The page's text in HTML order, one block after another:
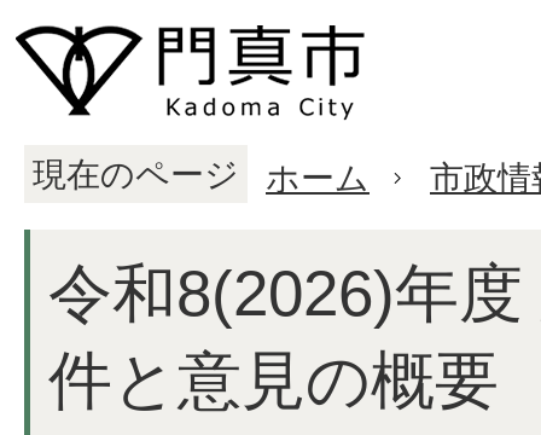
現在のページ ホーム 市政情
令和8(2026)年
件と意見の概要